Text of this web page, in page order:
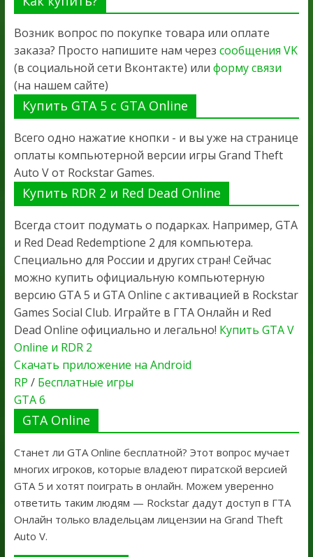
Возник вопрос по покупке товара или оплате
заказа? Просто напишите нам через сообщения VK
(в социальной сети Вконтакте) или форму связи
(на нашем сайте)
Купить GTA 5 с GTA Online
Всего одно нажатие кнопки - и вы уже на странице
оплаты компьютерной версии игры Grand Theft
Auto V от Rockstar Games.
Купить RDR 2 и Red Dead Online
Всегда стоит подумать о подарках. Например, GTA
и Red Dead Redemptione 2 для компьютера.
Специально для России и других стран! Сейчас
можно купить официальную компьютерную
версию GTA 5 и GTA Online с активацией в Rockstar
Games Social Club. Играйте в ГТА Онлайн и Red
Dead Online официально и легально! Купить GTA V
Online и RDR 2
Скачать приложение на Android
RP / Бесплатные игры
GTA 6
GTA Online
Станет ли GTA Online бесплатной? Этот вопрос мучает
многих игроков, которые владеют пиратской версией
GTA 5 и хотят поиграть в онлайн. Можем уверенно
ответить таким людям — Rockstar дадут доступ в ГТА
Онлайн только владельцам лицензии на Grand Theft
Auto V.